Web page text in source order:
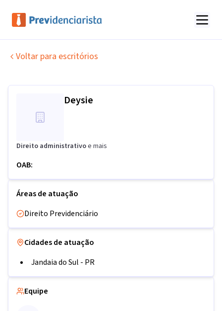
Voltar para escritórios
Deysie
Direito administrativoe mais
OAB:
Áreas de atuação
Direito Previdenciário
Cidades de atuação
Jandaia do Sul - PR
Equipe